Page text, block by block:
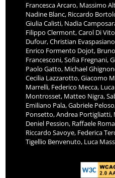
Francesca Arcaro, Massimo
Nadine Blanc, Riccardo
Giulia Calisti, Nadia
Filippo Clermont, Carol Di
Dufour, Christian
Enrico Formento Dojot,
Francesconi, Sofia Fregnani,
Paolo Gatto, Michael
Cecilia Lazzarotto, Giacomo
Marrelli, Federico Mecca,
Montrosset, Matteo Nigra,
Emiliano Pala, Gabriele
Ponsetto, Andrea
Deniel Pession, Raffaele
Riccardo Savoye, Federica
Tigellio Benvenuto, Luca